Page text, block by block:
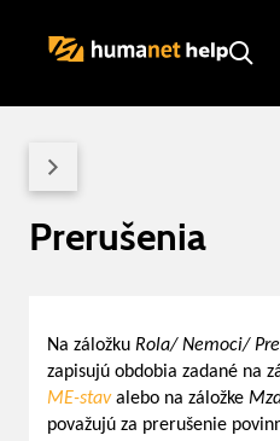
Prerušenia
Na záložku Rola/ Nemoci/
zapisujú obdobia zadané na
ME-stav alebo na záložke
považujú za prerušenie